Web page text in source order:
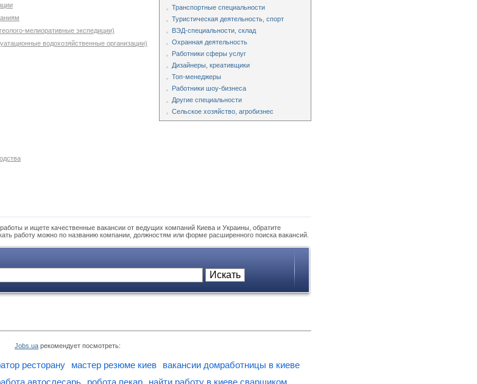
мелиоративные экспедиции)
водохозяйственные организации)
Транспортные специальности
Туристическая деятельность, спорт
ВЭД-специальности, склад
Охранная деятельность
Работники сферы услуг
Дизайнеры, креативщики
Топ-менеджеры
Работники шоу-бизнеса
Другие специальности
Сельское хозяйство, агробизнес
и ищете качественные вакансии от ведущих компаний Киева и Украины, обратите
работу можно по названию компании, должностям или форме расширенного поиска вакансий.
Jobs.ua рекомендует посмотреть:
ресторану мастер резюме киев
вакансии домработницы в киеве
автослесарь робота пекар найти работу в киеве сварщиком